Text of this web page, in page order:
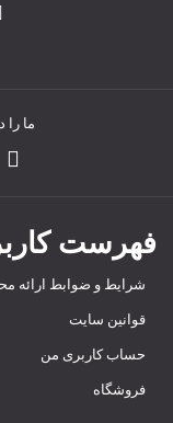
ما را
فهرست
شرایط و ضوابط ارائه
قوانین سایت
حساب کاربری من
فروشگاه